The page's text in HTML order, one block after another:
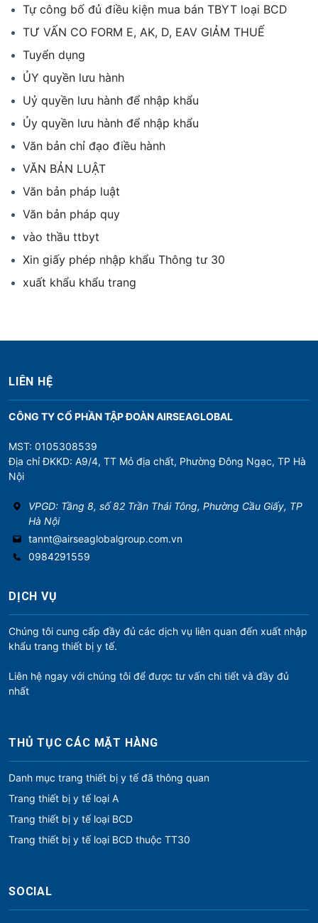
Tự công bố đủ điều kiện mua bán TBYT loại BCD
TƯ VẤN CO FORM E, AK, D, EAV GIẢM THUẾ
Tuyển dụng
ỦY quyền lưu hành
Uỷ quyền lưu hành để nhập khẩu
Ủy quyền lưu hành để nhập khẩu
Văn bản chỉ đạo điều hành
VĂN BẢN LUẬT
Văn bản pháp luật
Văn bản pháp quy
vào thầu ttbyt
Xin giấy phép nhập khẩu Thông tư 30
xuất khẩu khẩu trang
LIÊN HỆ
CÔNG TY CỔ PHẦN TẬP ĐOÀN AIRSEAGLOBAL
MST: 0105308539
Địa chỉ ĐKKD: A9/4, TT Mỏ địa chất, Phường Đông Ngạc, TP Hà
Nội
VPGD: Tầng 8, số 82 Trần Thái Tông, Phường Cầu Giấy, TP
Hà Nội
tannt@airseaglobalgroup.com.vn
0984291559
DỊCH VỤ
Chúng tôi cung cấp đầy đủ các dịch vụ liên quan đến xuất nhập
khẩu trang thiết bị y tế.
Liên hệ ngay với chúng tôi để được tư vấn chi tiết và đầy đủ
nhất
THỦ TỤC CÁC MẶT HÀNG
Danh mục trang thiết bị y tế đã thông quan
Trang thiết bị y tế loại A
Trang thiết bị y tế loại BCD
Trang thiết bị y tế loại BCD thuộc TT30
SOCIAL